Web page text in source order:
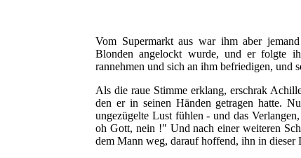
Vom Supermarkt aus war ihm aber
Blonden angelockt wurde, und er folgte
rannehmen und sich an ihm befriedigen,
Als die raue Stimme erklang, erschrak
den er in seinen Händen getragen hatte.
ungezügelte Lust fühlen - und das
oh Gott, nein !" Und nach einer weiteren
dem Mann weg, darauf hoffend, ihn in dieser